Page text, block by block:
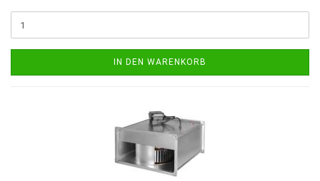
IN DEN WARENKORB